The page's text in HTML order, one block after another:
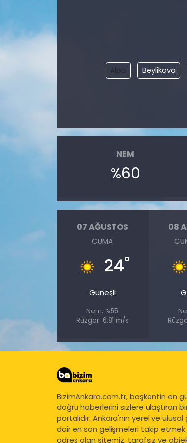
Alpu Beylikova
NEM
%60
07 AĞUSTOS
CUMA
24°
Güneşli
Nem: %55
Rüzgar: 6.81 m/s
08
BizimAnkara.com.tr, başkentin en
doğru haberlerini sizlere ulaştıran
portalıdır. Ankara'nın yerel ve
dair en son gelişmeleri takip etmek
adres olan sitemiz, tarafsız ve